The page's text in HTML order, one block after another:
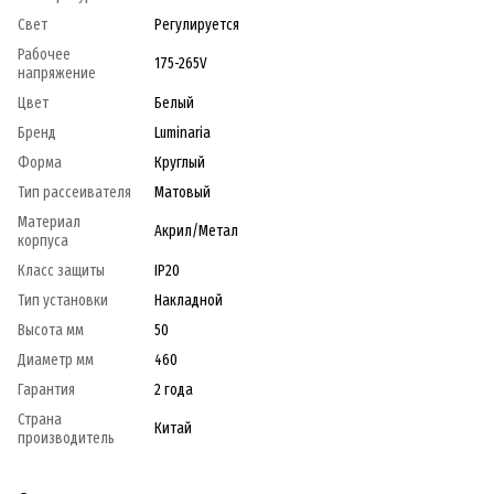
Свет
Регулируется
Рабочее
напряжение
175-265V
Цвет
Белый
Бренд
Luminaria
Форма
Круглый
Тип рассеивателя
Матовый
Материал
корпуса
Акрил/Метал
Класс защиты
IP20
Тип установки
Накладной
Высота мм
50
Диаметр мм
460
Гарантия
2 года
Страна
производитель
Китай